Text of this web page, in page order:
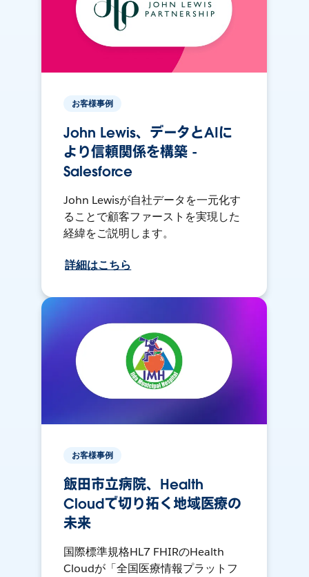
お客様事例
John Lewis、データとAIに
より信頼関係を構築 -
Salesforce
John Lewisが自社データを一元化す
ることで顧客ファーストを実現した
経緯をご説明します。
詳細はこちら
お客様事例
飯田市立病院、Health
Cloudで切り拓く地域医療の
未来
国際標準規格HL7 FHIRのHealth
Cloudが「全国医療情報プラットフ